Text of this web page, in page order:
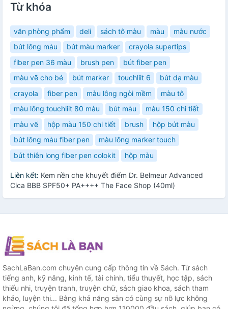
Từ khóa
văn phòng phẩm deli sách tô màu màu
màu nước
bút lông màu
bút màu marker
crayola supertips
fiber pen 36 màu
brush pen
bút fiber pen
màu vẽ cho bé
bút marker touchliit 6
bút dạ màu
crayola
fiber pen màu lông ngòi mềm
màu tô
màu lông touchliit 80 màu
bút màu
màu 150 chi tiết
màu vẽ
hộp màu 150 chi tiết brush
hộp bút màu
bút lông màu fiber pen
màu lông marker touch
bút thiên long fiber pen colokit
hộp màu
Liên kết: Kem nền che khuyết điểm Dr. Belmeur Advanced
Cica BBB SPF50+ PA++++ The Face Shop (40ml)
SachLaBan.com chuyên cung cấp thông tin về Sách. Từ sách
tiếng anh, kỹ năng, kinh tế, tài chính, tiểu thuyết, học tập, sách
thiếu nhi, truyện tranh, truyện chữ, sách giao khoa, sách tham
khảo, luyện thi... Bằng khả năng sẵn có cùng sự nỗ lực không